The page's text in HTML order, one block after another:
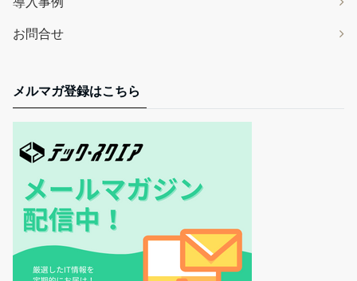
お問合せ
メルマガ登録はこちら